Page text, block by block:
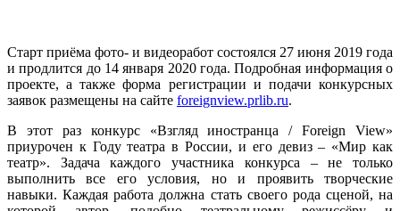
Старт приёма фото- и видеоработ состоялся 27 июня 2019 года
и продлится до 14 января 2020 года. Подробная информация о
проекте, а также форма регистрации и подачи конкурсных
заявок размещены на сайте foreignview.prlib.ru.
В этот раз конкурс «Взгляд иностранца / Foreign View»
приурочен к Году театра в России, и его девиз – «Мир как
театр». Задача каждого участника конкурса – не только
выполнить все его условия, но и проявить творческие
навыки. Каждая работа должна стать своего рода сценой, на